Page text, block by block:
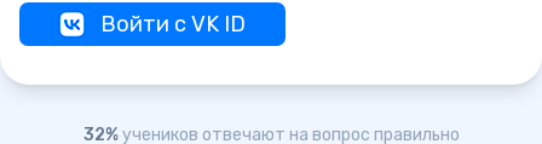
Войти с VK ID
32%учеников отвечают на вопрос правильно